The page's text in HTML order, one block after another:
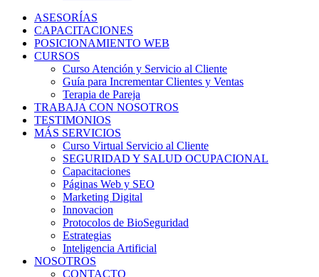
ASESORÍAS
CAPACITACIONES
POSICIONAMIENTO WEB
CURSOS
Curso Atención y Servicio al Cliente
Guía para Incrementar Clientes y Ventas
Terapia de Pareja
TRABAJA CON NOSOTROS
TESTIMONIOS
MÁS SERVICIOS
Curso Virtual Servicio al Cliente
SEGURIDAD Y SALUD OCUPACIONAL
Capacitaciones
Páginas Web y SEO
Marketing Digital
Innovacion
Protocolos de BioSeguridad
Estrategias
Inteligencia Artificial
NOSOTROS
CONTACTO